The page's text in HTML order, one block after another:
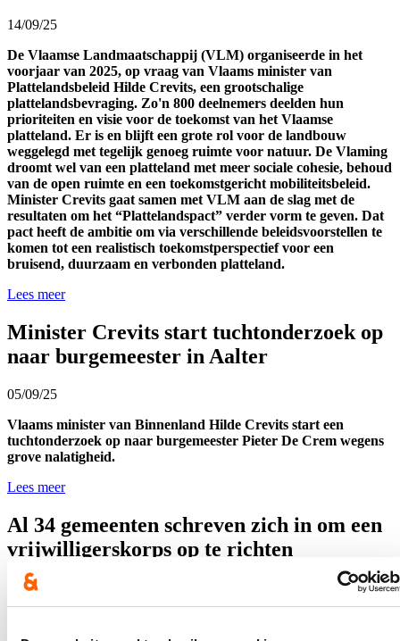
14/09/25
De Vlaamse Landmaatschappij (VLM) organiseerde in het
voorjaar van 2025, op vraag van Vlaams minister van
Plattelandsbeleid Hilde Crevits, een grootschalige
plattelandsbevraging. Zo'n 800 deelnemers deelden hun
prioriteiten en visie voor de toekomst van het Vlaamse
platteland. Er is en blijft een grote rol voor de landbouw
weggelegd met tegelijk genoeg ruimte voor natuur. De Vlaming
droomt wel van een platteland met meer sociale cohesie, behoud
van de open ruimte en een toekomstgericht mobiliteitsbeleid.
Minister Crevits gaat samen met VLM aan de slag met de
resultaten om het “Plattelandspact” verder vorm te geven. Dat
pact heeft de ambitie om via verschillende beleidsvoorstellen te
komen tot een realistisch toekomstperspectief voor een
bruisend, duurzaam en verbonden platteland.
Lees meer
Minister Crevits start tuchtonderzoek op
naar burgemeester in Aalter
05/09/25
Vlaams minister van Binnenland Hilde Crevits start een
tuchtonderzoek op naar burgemeester Pieter De Crem wegens
grove nalatigheid.
Lees meer
Al 34 gemeenten schreven zich in om een
vrijwilligerskorps op te richten
04/08/25